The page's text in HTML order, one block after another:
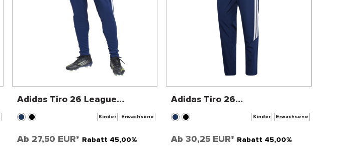
Adidas Tiro 26 League
Trainingshose
Kinder Erwachsene
Ab 27,50 EUR* Rabatt 45,00%
Adidas Tiro 26
Präsentationshose
Kinder Erwachsene
Ab30,25 EUR* Rabatt 45,00%